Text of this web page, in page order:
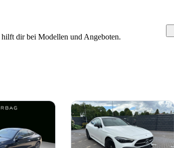
dir bei Modellen und Angeboten.